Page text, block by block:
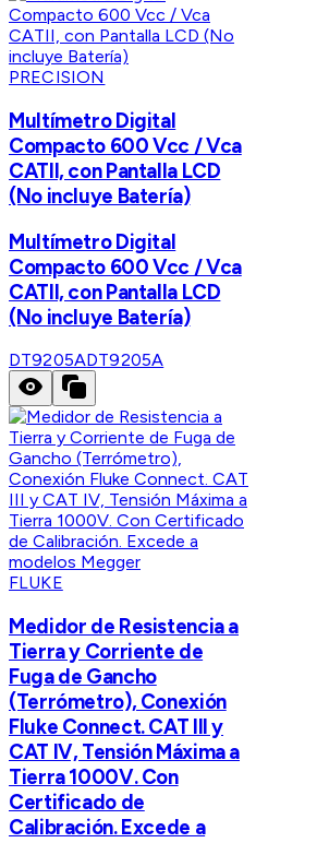
PRECISION
Multímetro Digital
Compacto 600 Vcc / Vca
CATII, con Pantalla LCD
(No incluye Batería)
Multímetro Digital
Compacto 600 Vcc / Vca
CATII, con Pantalla LCD
(No incluye Batería)
DT9205ADT9205A
FLUKE
Medidor de Resistencia a
Tierra y Corriente de
Fuga de Gancho
(Terrómetro), Conexión
Fluke Connect. CAT III y
CAT IV, Tensión Máxima a
Tierra 1000V. Con
Certificado de
Calibración. Excede a